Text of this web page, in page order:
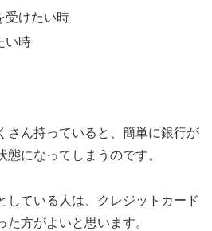
受けたい時
い時
さん持っていると、簡単に銀行が
になってしまうのです。
している人は、クレジットカード
た方がよいと思います。